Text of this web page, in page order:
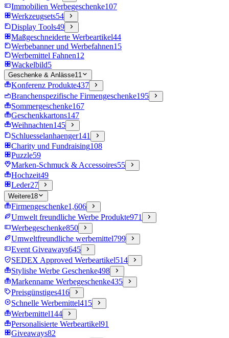
Immobilien Werbegeschenke107
Werkzeugsets54
Display Tools49
Maßgeschneiderte Werbeartikel44
Werbebanner und Werbefahnen15
Werbemittel Fahnen12
Wackelbild5
Geschenke & Anlässe11
Konferenz Produkte437
Branchenspezifische Firmengeschenke195
Sommergeschenke167
Geschenkkartons147
Weihnachten145
Schluesselanhaenger141
Charity und Fundraising108
Puzzle59
Marken-Schmuck & Accessoires55
Hochzeit49
Leder27
Weitere18
Firmengeschenke1,606
Umwelt freundliche Werbe Produkte971
Werbegeschenke850
Umweltfreundliche werbemittel799
Event Giveaways645
SEDEX Approved Werbeartikel514
Stylishe Werbe Geschenke498
Markenname Werbegeschenke435
Preisgünstiges416
Schnelle Werbemittel415
Werbemittel144
Personalisierte Werbeartikel91
Giveaways82